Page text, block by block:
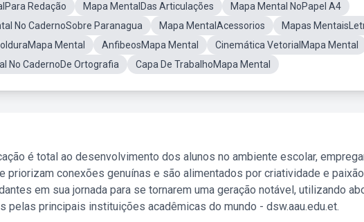
Redação Mapa MentalDas Articulações
Mapa Mental NoPapel A4
No CadernoSobre Paranagua Mapa MentalAcessorios
Mapas
Mental AnfibeosMapa Mental
Cinemática VetorialMapa Mental
No CadernoDe Ortografia Capa De TrabalhoMapa Mental
é total ao desenvolvimento dos alunos no ambiente escolar,
priorizam conexões genuínas e são alimentados por criatividade e
em sua jornada para se tornarem uma geração notável, utilizando
pelas principais instituições acadêmicas do mundo - dsw.aau.edu.et.